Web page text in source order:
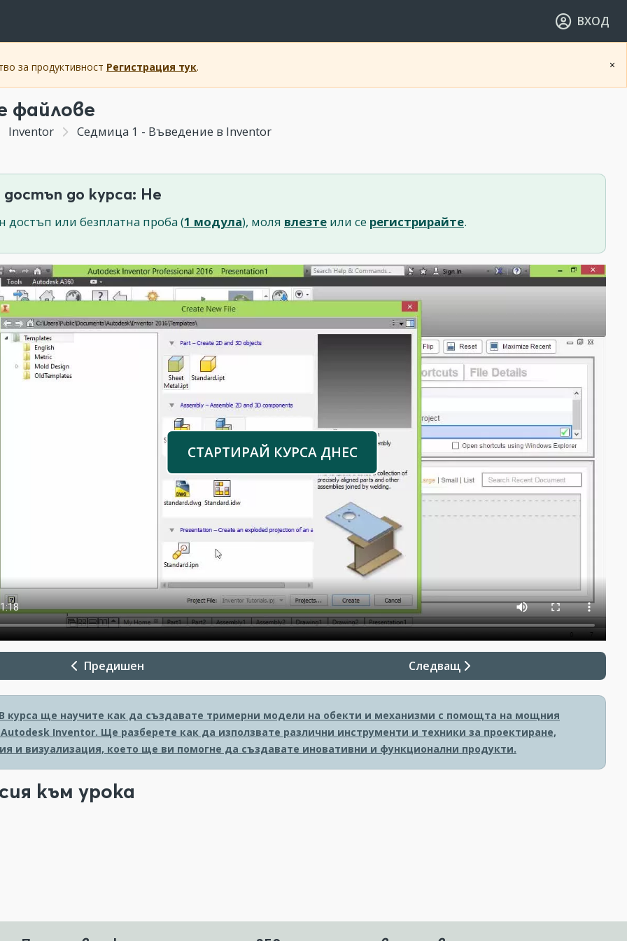
ВХОД
×
за продуктивност Регистрация тук.
файлове
Inventor Седмица 1 - Въведение в Inventor
до курса: Не
достъп или безплатна проба (1 модула), моля влезте или се регистрирайте.
СТАРТИРАЙ КУРСА ДНЕС
Предишен Следващ
курса ще научите как да създавате тримерни модели на обекти и механизми с помощта на мощния
Inventor. Ще разберете как да използвате различни инструменти и техники за проектиране,
и визуализация, което ще ви помогне да създавате иновативни и функционални продукти.
към урока